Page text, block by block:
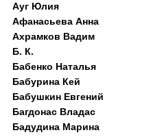
Ауг Юлия
Афанасьева Анна
Ахрамков Вадим
Б. К.
Бабенко Наталья
Бабурина Кей
Бабушкин Евгений
Багдонас Владас
Бадудина Марина